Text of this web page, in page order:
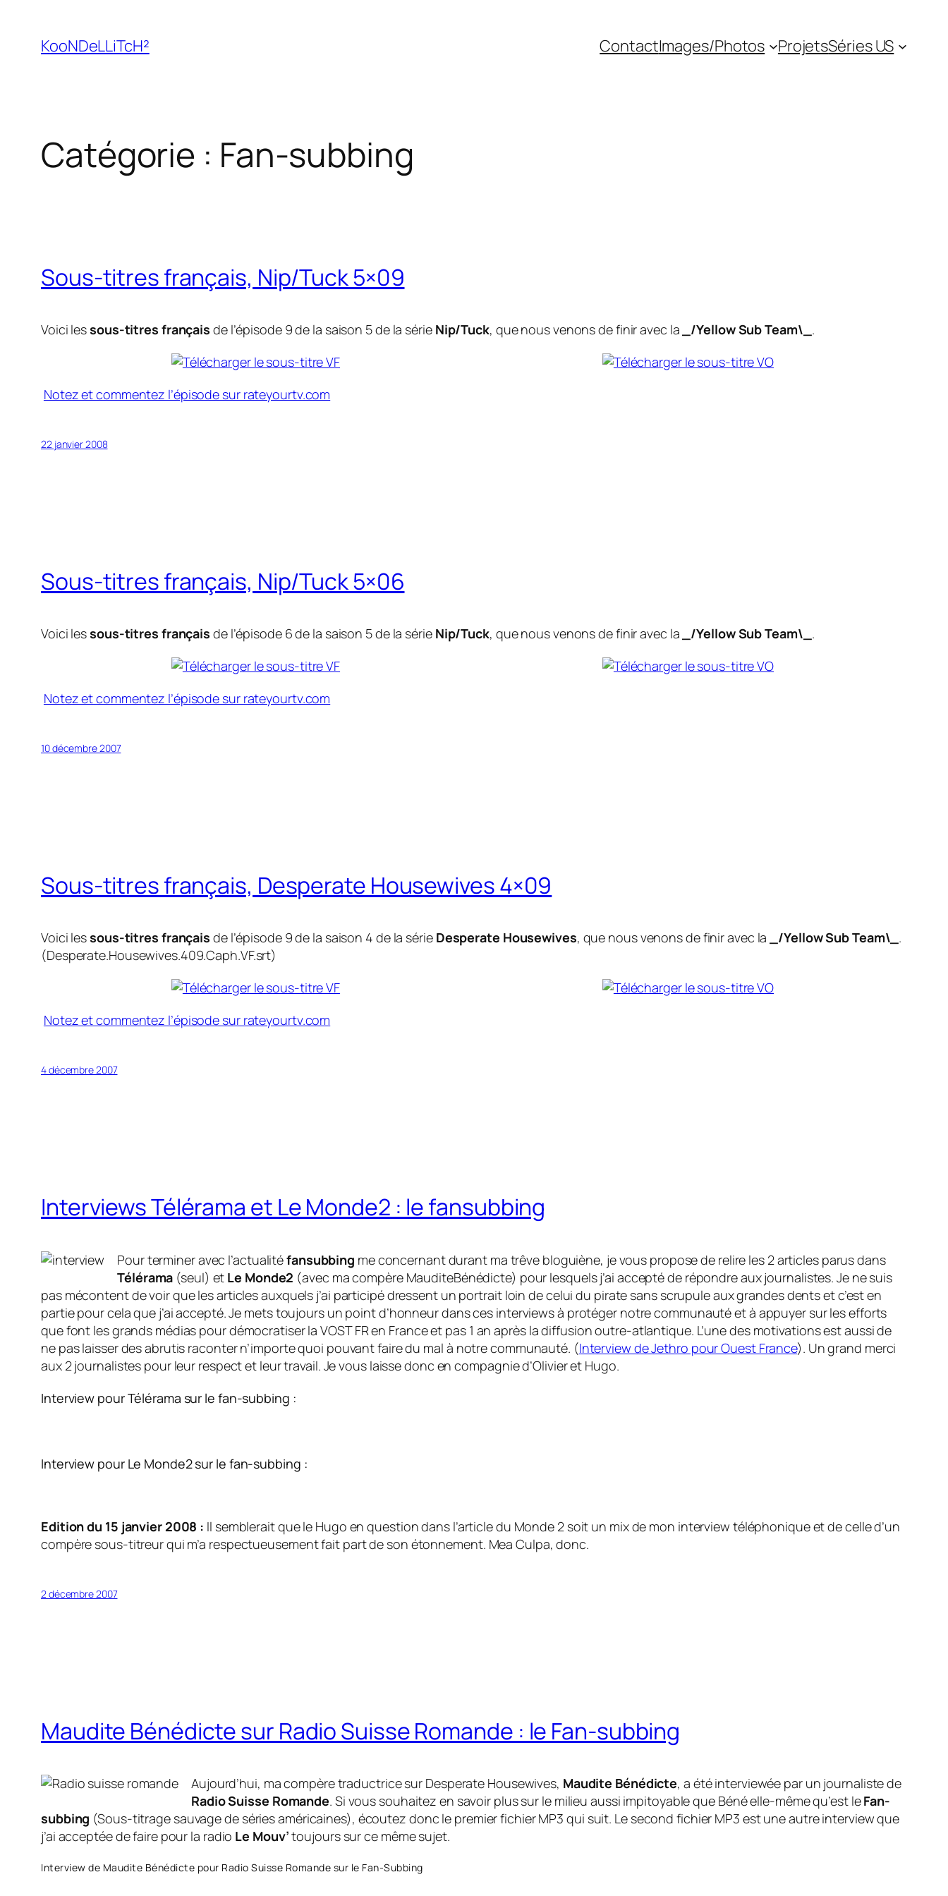
contenu
KooNDeLLiTcH² ContactImages/Photos ProjetsSéries US
Catégorie : Fan-subbing
Sous-titres français, Nip/Tuck 5×09
Voici lessous-titres français de l’épisode 9 de la saison 5 de la série Nip/Tuck, que nous venons de finir avec la _/Yellow Sub Team\_ .
Notez et commentez l’épisode sur rateyourtv.com
22 janvier 2008
Sous-titres français, Nip/Tuck 5×06
Voici lessous-titres français de l’épisode 6 de la saison 5 de la série Nip/Tuck, que nous venons de finir avec la _/Yellow Sub Team\_ .
Notez et commentez l’épisode sur rateyourtv.com
10 décembre 2007
Sous-titres français, Desperate Housewives 4×09
Voici lessous-titres français de l’épisode 9 de la saison 4 de la série Desperate Housewives, que nous venons de finir avec la _/Yellow Sub Team\_ .
(Desperate.Housewives.409.Caph.VF.srt)
Notez et commentez l’épisode sur rateyourtv.com
4 décembre 2007
Interviews Télérama et Le Monde2 : le fansubbing
Pour terminer avec l’actualitéfansubbing me concernant durant ma trêve bloguiène, je vous propose de relire les 2 articles parus dans
Télérama (seul) et Le Monde2 (avec ma compère MauditeBénédicte) pour lesquels j’ai accepté de répondre aux journalistes. Je ne suis
pas mécontent de voir que les articles auxquels j’ai participé dressent un portrait loin de celui du pirate sans scrupule aux grandes dents et c’est en
partie pour cela que j’ai accepté. Je mets toujours un point d’honneur dans ces interviews à protéger notre communauté et à appuyer sur les efforts
que font les grands médias pour démocratiser laVOST FRen France et pas 1 an après la diffusion outre-atlantique. L’une des motivations est aussi de
ne pas laisser des abrutis raconter n’importe quoi pouvant faire du mal à notre communauté. (Interview de Jethro pour Ouest France). Un grand merci
aux 2 journalistes pour leur respect et leur travail. Je vous laisse donc en compagnie d’Olivier et Hugo.
Interview pour Télérama sur le fan-subbing :
Interview pour Le Monde2 sur le fan-subbing :
Edition du 15 janvier 2008 : Il semblerait que le Hugo en question dans l’article du Monde 2 soit un mix de mon interview téléphonique et de celle d’un
compère sous-titreur qui m’a respectueusement fait part de son étonnement. Mea Culpa, donc.
2 décembre 2007
Maudite Bénédicte sur Radio Suisse Romande : le Fan-subbing
Aujourd’hui, ma compère traductrice sur Desperate Housewives, Maudite Bénédicte, a été interviewée par un journaliste de
Radio Suisse Romande. Si vous souhaitez en savoir plus sur le milieu aussi impitoyable que Béné elle-même qu’est leFan-
subbing (Sous-titrage sauvage de séries américaines), écoutez donc le premier fichier MP3 qui suit. Le second fichier MP3 est une autre interview que
j’ai acceptée de faire pour la radio Le Mouv’toujours sur ce même sujet.
Interview de Maudite Bénédicte pour Radio Suisse Romande sur le Fan-Subbing